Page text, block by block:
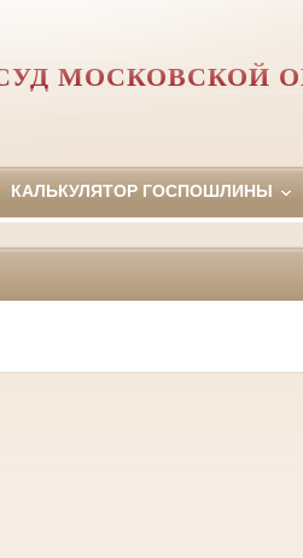
МОСКОВСКОЙ
КАЛЬКУЛЯТОР ГОСПОШЛИНЫ